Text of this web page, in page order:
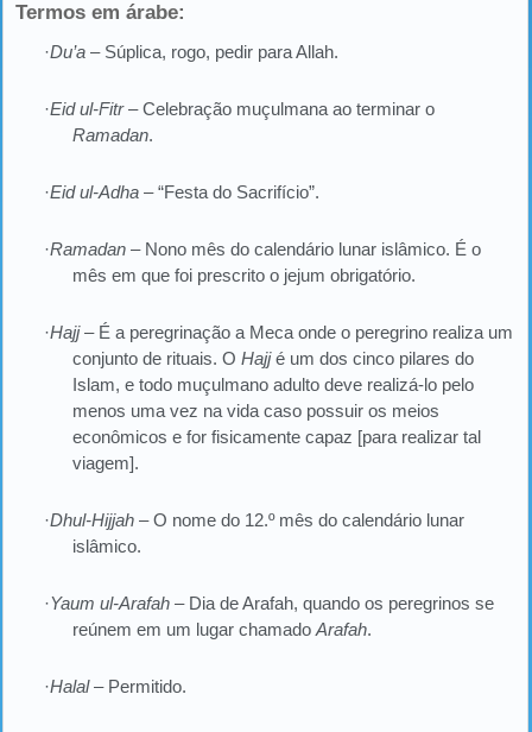
Termos em árabe:
·Du’a – Súplica, rogo, pedir para Allah.
·Eid ul-Fitr– Celebração muçulmana ao terminar o
Ramadan.
·Eid ul-Adha – “Festa do Sacrifício”.
·Ramadan – Nono mês do calendário lunar islâmico. É o
mês em que foi prescrito o jejum obrigatório.
·Hajj– É a peregrinação a Meca onde o peregrino realiza um
conjunto de rituais. O Hajjé um dos cinco pilares do
Islam, e todo muçulmano adulto deve realizá-lo pelo
menos uma vez na vida caso possuir os meios
econômicos e for fisicamente capaz [para realizar tal
viagem].
·Dhul-Hijjah – O nome do 12.º mês do calendário lunar
islâmico.
·Yaum ul-Arafah – Dia de Arafah, quando os peregrinos se
reúnem em um lugar chamado Arafah.
·Halal– Permitido.